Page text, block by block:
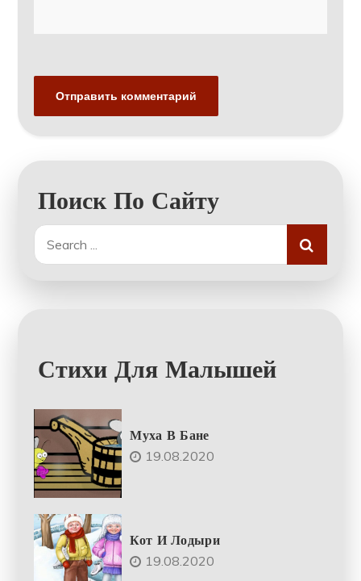
Поиск По Сайту
Search
for:
Стихи Для Малышей
Муха В Бане
19.08.2020
Кот И Лодыри
19.08.2020